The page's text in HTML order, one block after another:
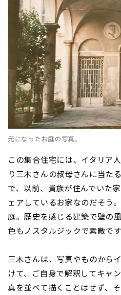
元になったお庭の写真。
この集合住宅には、イタリア
り三木さんの叔母さんに当た
で、以前、貴族が住んでいた
ェアしているお家なのだそう
庭。歴史を感じる建築で壁の
色もノスタルジックで素敵です
三木さんは、写真やものから
けて、ご自身で解釈してキャ
真を並べて描くことはせず、